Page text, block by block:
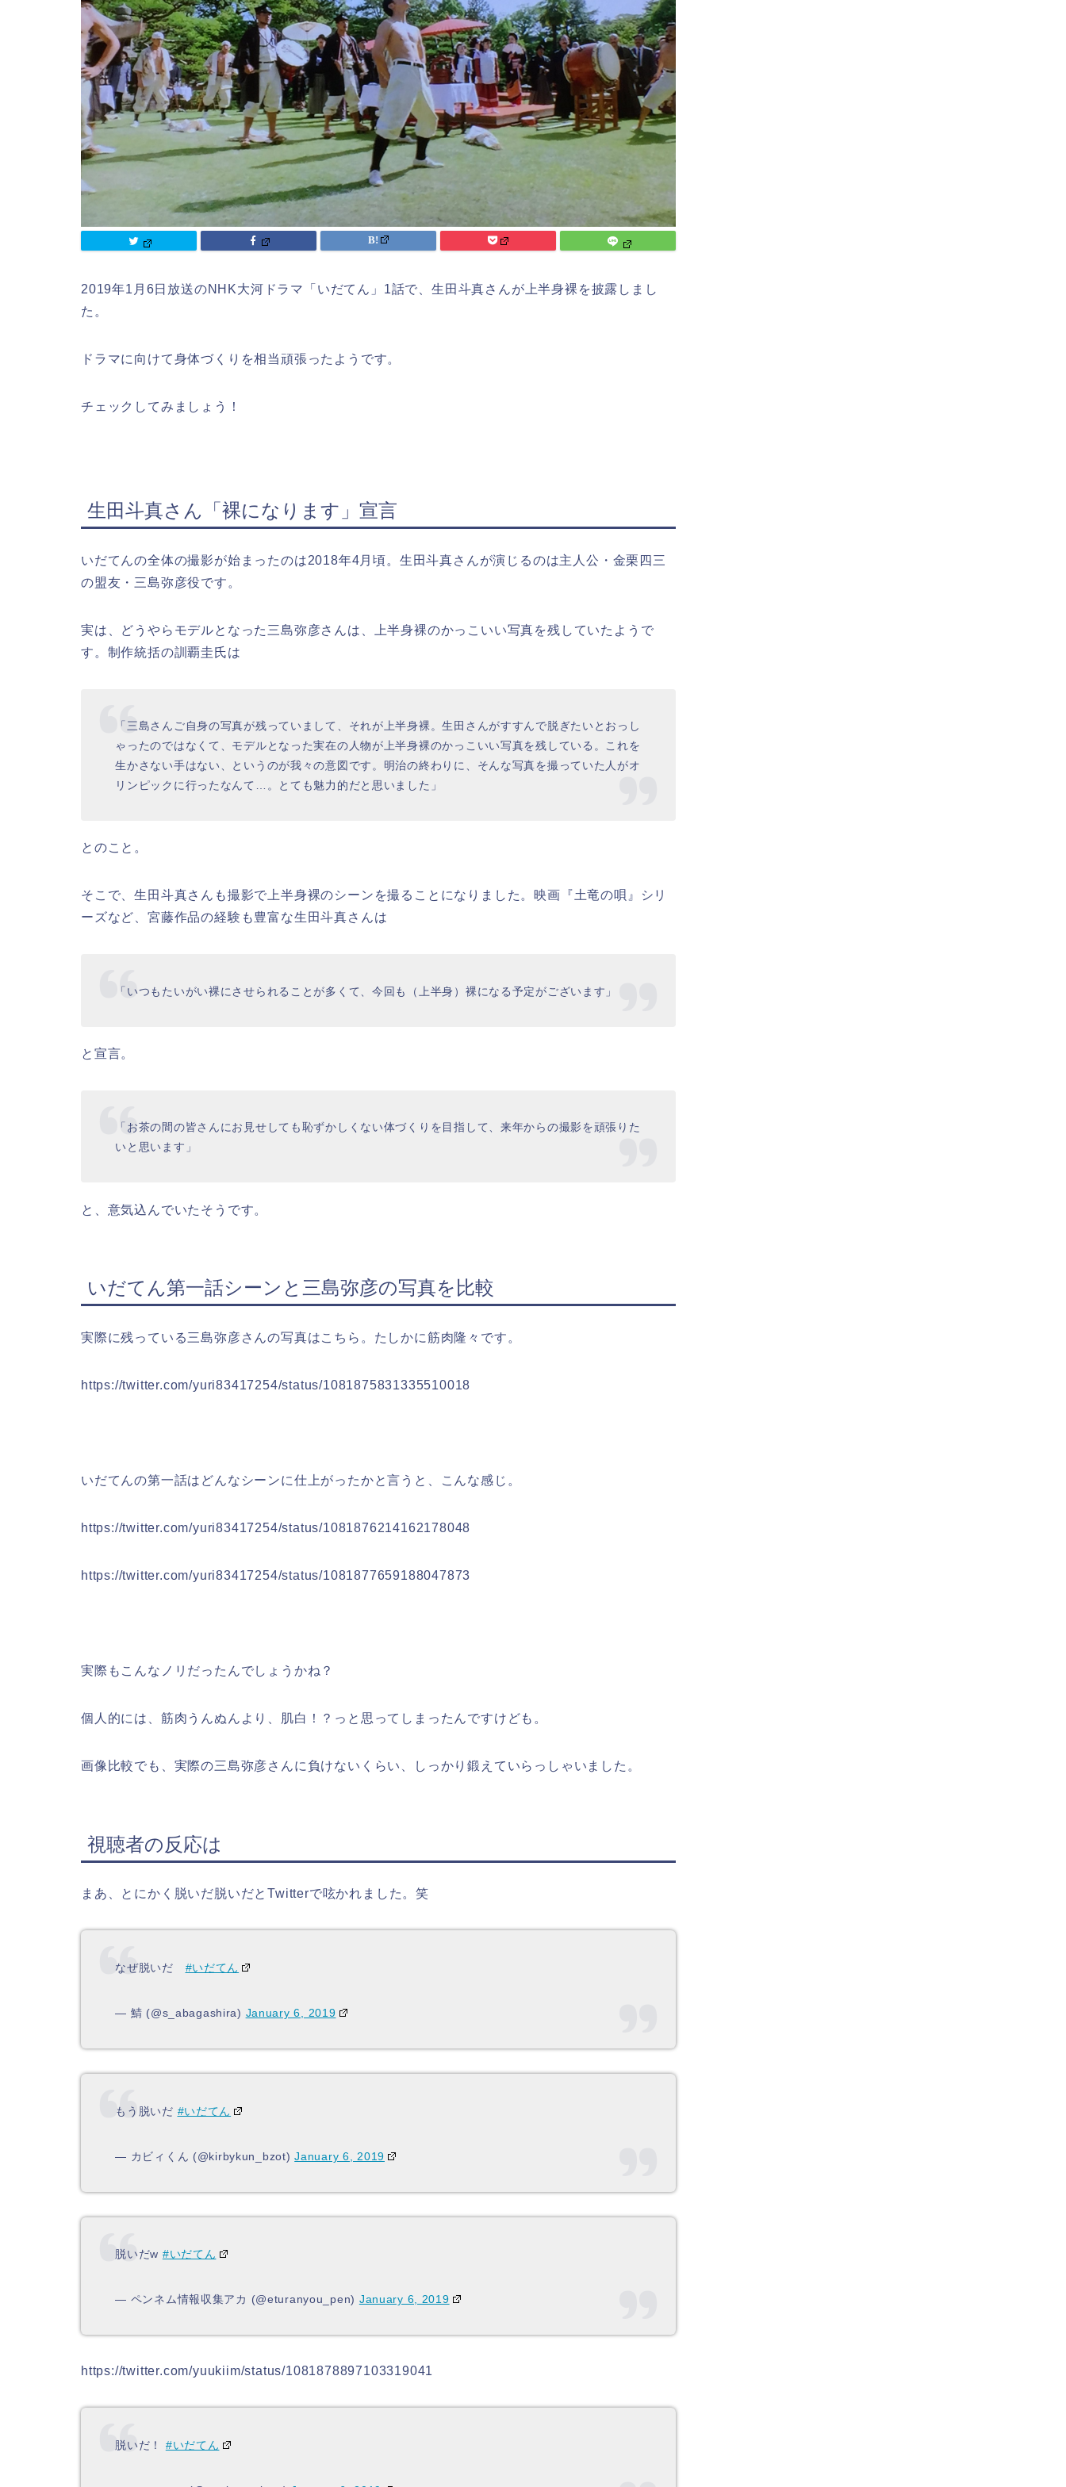
2019年1月6日放送のNHK大河ドラマ「いだてん」1話で、生田斗真さんが上半身裸を披露しまし
た。
ドラマに向けて身体づくりを相当頑張ったようです。
チェックしてみましょう！
生田斗真さん「裸になります」宣言
いだてんの全体の撮影が始まったのは2018年4月頃。生田斗真さんが演じるのは主人公・金栗四三
の盟友・三島弥彦役です。
実は、どうやらモデルとなった三島弥彦さんは、上半身裸のかっこいい写真を残していたようで
す。制作統括の訓覇圭氏は
「三島さんご自身の写真が残っていまして、それが上半身裸。生田さんがすすんで脱ぎたいとおっし
ゃったのではなくて、モデルとなった実在の人物が上半身裸のかっこいい写真を残している。これを
生かさない手はない、というのが我々の意図です。明治の終わりに、そんな写真を撮っていた人がオ
リンピックに行ったなんて…。とても魅力的だと思いました」
とのこと。
そこで、生田斗真さんも撮影で上半身裸のシーンを撮ることになりました。映画『土竜の唄』シリ
ーズなど、宮藤作品の経験も豊富な生田斗真さんは
「いつもたいがい裸にさせられることが多くて、今回も（上半身）裸になる予定がございます」
と宣言。
「お茶の間の皆さんにお見せしても恥ずかしくない体づくりを目指して、来年からの撮影を頑張りた
いと思います」
と、意気込んでいたそうです。
いだてん第一話シーンと三島弥彦の写真を比較
実際に残っている三島弥彦さんの写真はこちら。たしかに筋肉隆々です。
https://twitter.com/yuri83417254/status/1081875831335510018
いだてんの第一話はどんなシーンに仕上がったかと言うと、こんな感じ。
https://twitter.com/yuri83417254/status/1081876214162178048
https://twitter.com/yuri83417254/status/1081877659188047873
実際もこんなノリだったんでしょうかね？
個人的には、筋肉うんぬんより、肌白！？っと思ってしまったんですけども。
画像比較でも、実際の三島弥彦さんに負けないくらい、しっかり鍛えていらっしゃいました。
視聴者の反応は
まあ、とにかく脱いだ脱いだとTwitterで呟かれました。笑
なぜ脱いだ #いだてん
— 鯖 (@s_abagashira) January 6, 2019
もう脱いだ #いだてん
— カビィくん (@kirbykun_bzot)January 6, 2019
脱いだw #いだてん
— ペンネム情報収集アカ (@eturanyou_pen) January 6, 2019
https://twitter.com/yuukiim/status/1081878897103319041
脱いだ！ #いだてん